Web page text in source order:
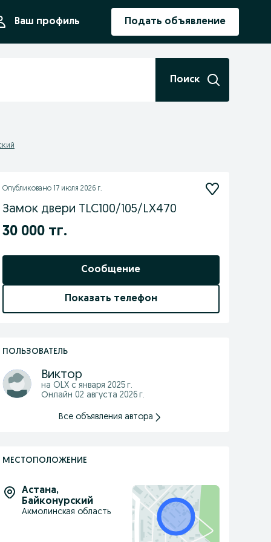
Ваш профиль Подать объявление
Поиск
Опубликовано 17 июля 2026 г.
Замок двери TLC100/105/LX470
30 000 тг.
Сообщение
Показать телефон
ПОЛЬЗОВАТЕЛЬ
Виктор
на OLX с января 2025 г.
Онлайн 02 августа 2026 г.
Все объявления автора
МЕСТОПОЛОЖЕНИЕ
Астана,
Байконурский
Акмолинская область